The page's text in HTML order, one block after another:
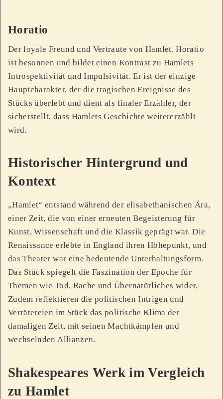
Horatio
Der loyale Freund und Vertraute von Hamlet. Horatio
ist besonnen und bildet einen Kontrast zu Hamlets
Introspektivität und Impulsivität. Er ist der einzige
Hauptcharakter, der die tragischen Ereignisse des
Stücks überlebt und dient als finaler Erzähler, der
sicherstellt, dass Hamlets Geschichte weitererzählt
wird.
Historischer Hintergrund und
Kontext
„Hamlet“ entstand während der elisabethanischen Ära,
einer Zeit, die von einer erneuten Begeisterung für
Kunst, Wissenschaft und die Klassik geprägt war. Die
Renaissance erlebte in England ihren Höhepunkt, und
das Theater war eine bedeutende Unterhaltungsform.
Das Stück spiegelt die Faszination der Epoche für
Themen wie Tod, Rache und Übernatürliches wider.
Zudem reflektieren die politischen Intrigen und
Verrätereien im Stück das politische Klima der
damaligen Zeit, mit seinen Machtkämpfen und
wechselnden Allianzen.
Shakespeares Werk im Vergleich
zu Hamlet